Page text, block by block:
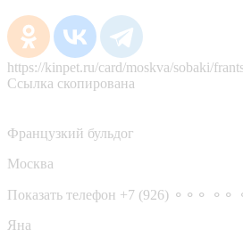
https://kinpet.ru/card/moskva/sobaki/
Ссылка скопирована
Французкий бульдог
Москва
Показать телефон +7 (926) ⚬⚬⚬ ⚬⚬
Яна